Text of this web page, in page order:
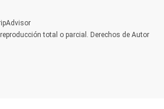
total o parcial. Derechos de Autor